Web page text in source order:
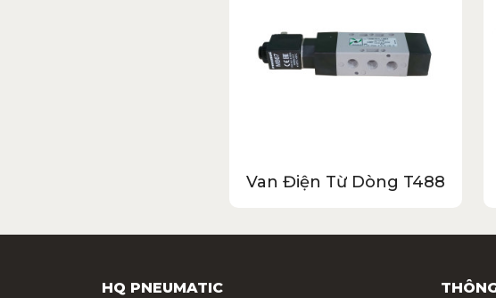
Van Điện Từ Dòng T488
HQ PNEUMATIC